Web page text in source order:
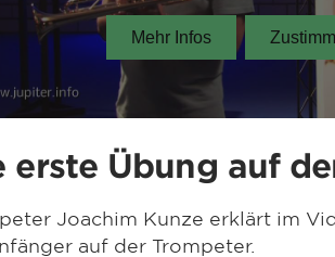
erste Übung auf
Joachim Kunze erklärt im
auf der Trompeter.